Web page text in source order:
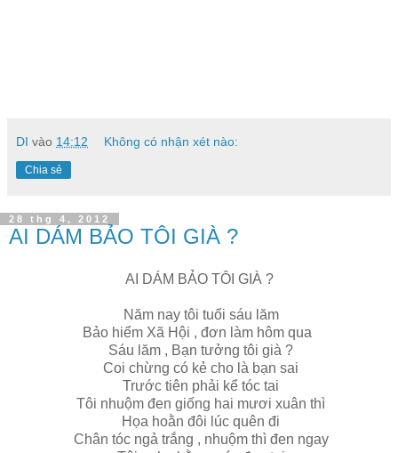
DI vào 14:12 Không có nhận xét nào:
Chia sẻ
28 thg 4, 2012
AI DÁM BẢO TÔI GIÀ ?
AI DÁM BẢO TÔI GIÀ ?
Năm nay tôi tuổi sáu lăm
Bảo hiểm Xã Hội , đơn làm hôm qua
Sáu lăm , Bạn tưởng tôi già ?
Coi chừng có kẻ cho là bạn sai
Trước tiên phải kể tóc tai
Tôi nhuộm đen giống hai mươi xuân thì
Họa hoằn đôi lúc quên đi
Chân tóc ngả trắng , nhuộm thì đen ngay